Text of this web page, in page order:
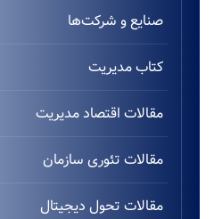
صنایع و شرکت‌ها
کتاب مدیریت
مقالات اقتصاد مدیریت
مقالات تئوری سازمان
مقالات تحول دیجیتال